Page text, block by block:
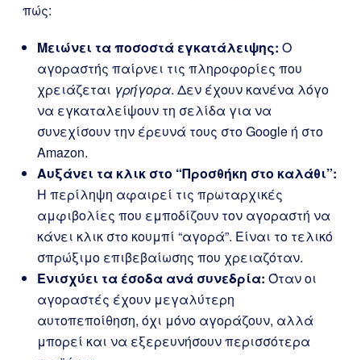
πώς:
Μειώνει τα ποσοστά εγκατάλειψης: Ο
αγοραστής παίρνει τις πληροφορίες που
χρειάζεται γρήγορα. Δεν έχουν κανένα λόγο
να εγκαταλείψουν τη σελίδα για να
συνεχίσουν την έρευνά τους στο Google ή στο
Amazon.
Αυξάνει τα κλικ στο “Προσθήκη στο καλάθι”:
Η περίληψη αφαιρεί τις πρωταρχικές
αμφιβολίες που εμποδίζουν τον αγοραστή να
κάνει κλικ στο κουμπί “αγορά”. Είναι το τελικό
σπρώξιμο επιβεβαίωσης που χρειαζόταν.
Ενισχύει τα έσοδα ανά συνεδρία: Όταν οι
αγοραστές έχουν μεγαλύτερη
αυτοπεποίθηση, όχι μόνο αγοράζουν, αλλά
μπορεί και να εξερευνήσουν περισσότερα